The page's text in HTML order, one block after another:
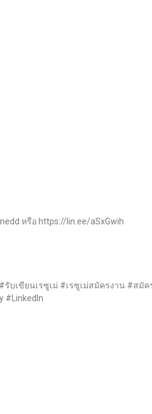
หรือ https://lin.ee/aSxGwih
รับเขียนเรซูเม่ #เรซูเม่สมัครงาน #
#LinkedIn